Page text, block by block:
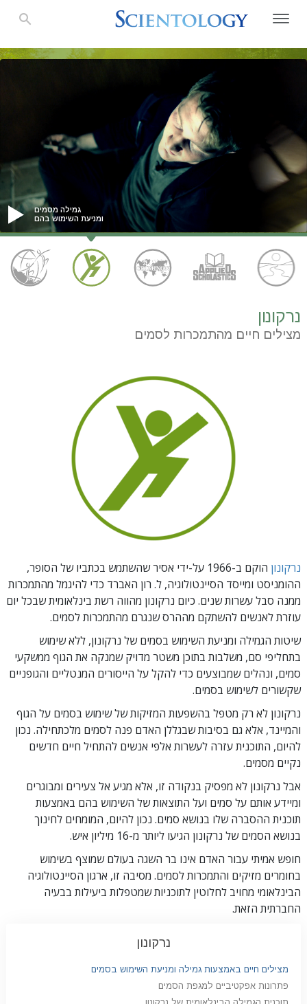
גמילה מסמים
ומניעת השימוש בהם
נרקונון
מצילים חיים מהתמכרות לסמים
נרקונון
הוקם ב-1966 על-ידי אסיר שהשתמש בכתביו של הסופר,
ההומניסט ומייסד הסיינטולוגיה, ל. רון האברד כדי להיגמל מהתמכרות
ממנה סבל עשרות שנים. כיום נרקונון מהווה רשת בינלאומית שבכל יום
עוזרת לאנשים להשתקם מההרס שנגרם מהתמכרות לסמים.
שיטות הגמילה ומניעת השימוש בסמים של נרקונון, ללא שימוש
בתחליפי סם, משלבות בתוכן משטר מדויק שמנקה את הגוף ממשקעי
סמים, ונהלים שמבוצעים כדי להקל על הייסורים המנטליים והגופניים
שקשורים לשימוש בסמים.
נרקונון לא רק מטפל בהשפעות המזיקות של שימוש בסמים על הגוף
והמיינד, אלא גם בסיבות שבגללן האדם פנה לסמים מלכתחילה. נכון
להיום, התוכנית עזרה לעשרות אלפי אנשים להתחיל חיים חדשים
נקיים מסמים.
אבל נרקונון לא מפסיק בנקודה זו, אלא מגיע אל צעירים ומבוגרים
ומיידע אותם על סמים ועל התוצאות של השימוש בהם באמצעות
תוכנית ההסברה שלו בנושא סמים. נכון להיום, המומחים לחינוך
בנושא הסמים של נרקונון הגיעו ליותר מ-16 מיליון איש.
חופש אמיתי עבור האדם אינו בר השגה בעולם שמוצף בשימוש
בחומרים מזיקים והתמכרות לסמים. מסיבה זו, ארגון הסיינטולוגיה
הבינלאומי מחויב לחלוטין לתוכניות שמטפלות ביעילות בבעיה
החברתית הזאת.
נרקונון
מצילים חיים באמצעות גמילה ומניעת השימוש בסמים
פתרונות אפקטיביים למגפת הסמים